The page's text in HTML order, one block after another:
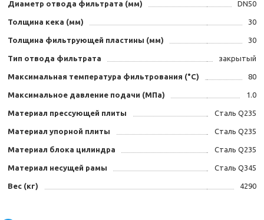
Диаметр отвода фильтрата (мм) DN50
Толщина кека (мм) 30
Толщина фильтрующей пластины (мм) 30
Тип отвода фильтрата закрытый
Максимальная температура фильтрования (°C) 80
Максимальное давление подачи (МПа) 1.0
Материал прессующей плиты Сталь Q235
Материал упорной плиты Сталь Q235
Материал блока цилиндра Сталь Q235
Материал несущей рамы Сталь Q345
Вес (кг) 4290